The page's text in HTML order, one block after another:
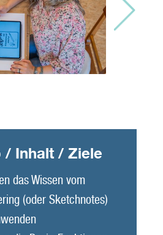
/ Inhalt / Ziele
das Wissen vom
(oder Sketchnotes)